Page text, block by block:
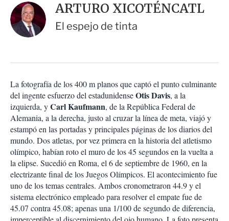
o
n
e
s
c
m
p
a
t
i
r
a
r
ARTURO XICOTÉNCATL
El espejo de tinta
La fotografía de los 400 m planos que captó el punto culminante
del ingente esfuerzo del estadunidenseOtis Davis, a la
izquierda, yCarl Kaufmann, de la República Federal de
Alemania, a la derecha, justo al cruzar la línea de meta, viajó y
estampó en las portadas y principales páginas de los diarios del
mundo. Dos atletas, por vez primera en la historia del atletismo
olímpico, habían roto el muro de los 45 segundos en la vuelta a
la elipse. Sucedió en Roma, el 6 de septiembre de 1960, en la
electrizante final de los Juegos Olímpicos. El acontecimiento fue
uno de los temas centrales. Ambos cronometraron 44.9 y el
sistema electrónico empleado para resolver el empate fue de
45.07 contra 45.08; apenas una 1/100 de segundo de diferencia,